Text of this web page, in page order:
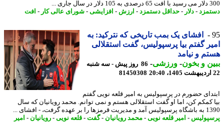
-دلار-حداقل دستمزد-ارزش -افزایشی-شورای عالی کار-افت
افشای یک بمب تاریخی که نترکید: به
گفتم بیا پرسپولیس، گفت استقلالی
و نیامد
و بخون-ورزشی-
86 روز پیش - سه شنبه
81450308
حضورم در پرسپولیس به امیر قلعه نویی گفتم
کمکم کن، اما او گفت استقلالی هستم و نمی توانم. محمد رویانیان که سال
بر عهده گرفت، - افشای ...
-امیر قلعه نویی-محمد رویانیان-گفت-قلعه نویی-رویانیان-امیر